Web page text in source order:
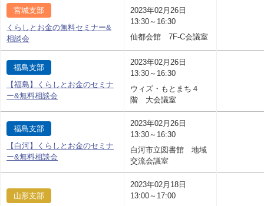
宮城支部
くらしとお金の無料セミナー&
相談会
2023年02月26日
13:30～16:30
仙都会館 7F-C会議室
福島支部
【福島】くらしとお金のセミナ
ー&無料相談会
2023年02月26日
13:30～16:30
ウィズ・もとまち４
階 大会議室
福島支部
【白河】くらしとお金のセミナ
ー&無料相談会
2023年02月26日
13:30～16:30
白河市立図書館 地域
交流会議室
山形支部
2023年02月18日
13:00～17:00